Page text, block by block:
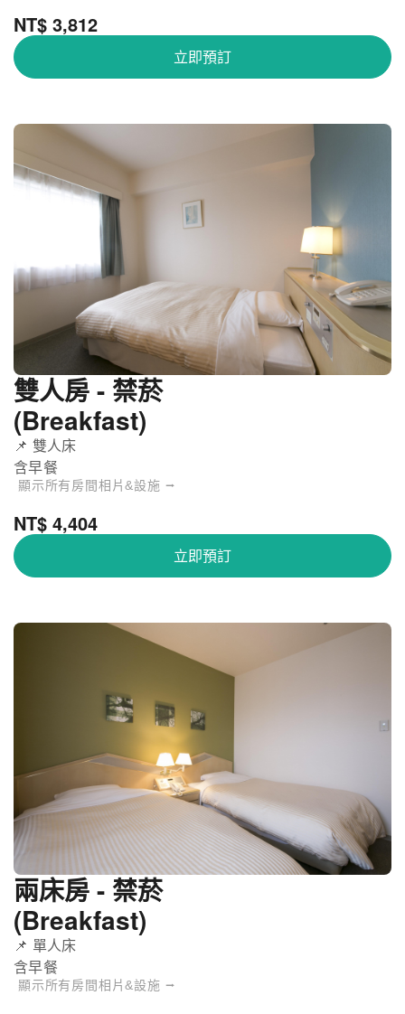
NT$ 3,812
立即預訂
雙人房 - 禁菸
(Breakfast)
📌 雙人床
含早餐
顯示所有房間相片&設施 ⭢
NT$ 4,404
立即預訂
兩床房 - 禁菸
(Breakfast)
📌 單人床
含早餐
顯示所有房間相片&設施 ⭢